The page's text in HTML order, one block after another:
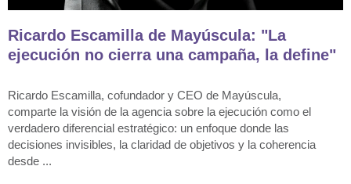
Ricardo Escamilla de Mayúscula: "La
ejecución no cierra una campaña, la define"
Ricardo Escamilla, cofundador y CEO de Mayúscula,
comparte la visión de la agencia sobre la ejecución como el
verdadero diferencial estratégico: un enfoque donde las
decisiones invisibles, la claridad de objetivos y la coherencia
desde ...